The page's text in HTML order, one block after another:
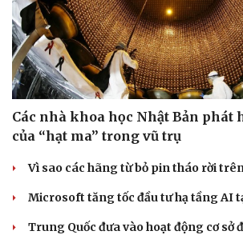
Các nhà khoa học Nhật Bản phát
của “hạt ma” trong vũ trụ
Vì sao các hãng từ bỏ pin tháo rời
Microsoft tăng tốc đầu tư hạ tầng AI
Trung Quốc đưa vào hoạt động cơ sở